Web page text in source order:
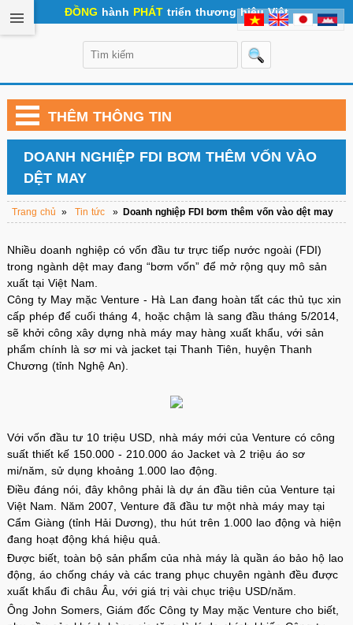
ĐỒNG hành PHÁT triển thương hiệu Việt
THÊM THÔNG TIN
DOANH NGHIỆP FDI BƠM THÊM VỐN VÀO
DỆT MAY
Trang chủ » Tin tức » Doanh nghiệp FDI bơm thêm vốn vào dệt may
Nhiều doanh nghiệp có vốn đầu tư trực tiếp nước ngoài (FDI)
trong ngành dệt may đang “bơm vốn” để mở rộng quy mô sản
xuất tại Việt Nam.
Công ty May mặc Venture - Hà Lan đang hoàn tất các thủ tục xin
cấp phép để cuối tháng 4, hoặc chậm là sang đầu tháng 5/2014,
sẽ khởi công xây dựng nhà máy may hàng xuất khẩu, với sản
phẩm chính là sơ mi và jacket tại Thanh Tiên, huyện Thanh
Chương (tỉnh Nghệ An).
Với vốn đầu tư 10 triệu USD, nhà máy mới của Venture có công
suất thiết kế 150.000 - 210.000 áo Jacket và 2 triệu áo sơ
mi/năm, sử dụng khoảng 1.000 lao động.
Điều đáng nói, đây không phải là dự án đầu tiên của Venture tại
Việt Nam. Năm 2007, Venture đã đầu tư một nhà máy may tại
Cẩm Giàng (tỉnh Hải Dương), thu hút trên 1.000 lao động và hiện
đang hoạt động khá hiệu quả.
Được biết, toàn bộ sản phẩm của nhà máy là quần áo bảo hộ lao
động, áo chống cháy và các trang phục chuyên ngành đều được
xuất khẩu đi châu Âu, với giá trị vài chục triệu USD/năm.
Ông John Somers, Giám đốc Công ty May mặc Venture cho biết,